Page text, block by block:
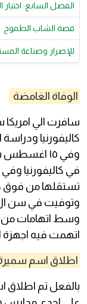
الفصل السابع: اختبار
قصة الشاب الطموح
للإصرار وصناعة
الوفاة الغامضة
كاليفورنيا ودراسة
في كاليفورنيا
تستقلها من فوق
وتوفيت في سن ال ٣٥
وسط اتهامات من
اتهمت فيه اجهزة
اطلاق اسم
بالفعل تم اطلاق